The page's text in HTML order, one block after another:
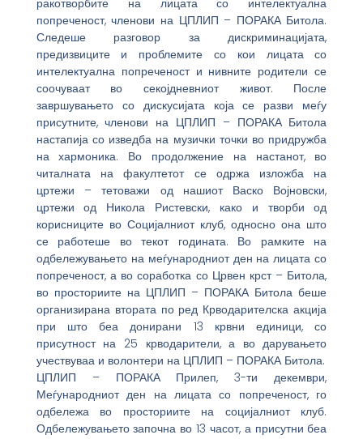
ракотворбите на лицата со интелектуална
попреченост, членови на ЦПЛИП – ПОРАКА Битола.
Следеше разговор за дискриминацијата,
предизвиците и проблемите со кои лицата со
интелектуална попреченост и нивните родители се
соочуваат во секојдневниот живот. После
завршувањето со дискусијата која се разви меѓу
присутните, членови на ЦПЛИП – ПОРАКА Битола
настапија со изведба на музички точки во придружба
на хармоника. Во продолжение на настанот, во
читалната на факултетот се одржа изложба на
цртежи – тетоважи од нашиот Васко Војновски,
цртежи од Никола Ристевски, како и творби од
корисниците во Социјалниот клуб, односно она што
се работеше во текот годината. Во рамките на
одбележувањето на меѓународниот ден на лицата со
попреченост, а во соработка со Црвен крст – Битола,
во просториите на ЦПЛИП – ПОРАКА Битола беше
организирана втората по ред Крводарителска акција
при што беа донирани 13 крвни единици, со
присутност на 25 крводарители, а во дарувањето
учествуваа и волонтери на ЦПЛИП – ПОРАКА Битола.
ЦПЛИП – ПОРАКА Прилеп, 3-ти декември,
Меѓународниот ден на лицата со попреченост, го
одбележа во просториите на социјалниот клуб.
Одбележувањето започна во 13 часот, а присутни беа